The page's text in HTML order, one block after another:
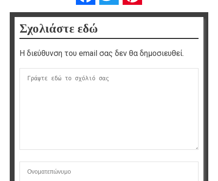
Σχολιάστε εδώ
Η διεύθυνση του email σας δεν θα δημοσιευθεί.